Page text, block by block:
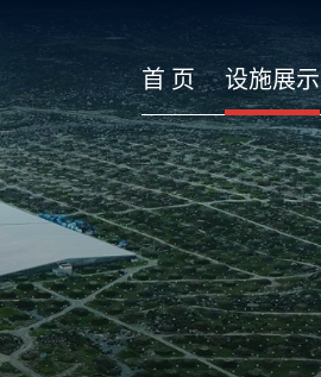
首 页 设施展示